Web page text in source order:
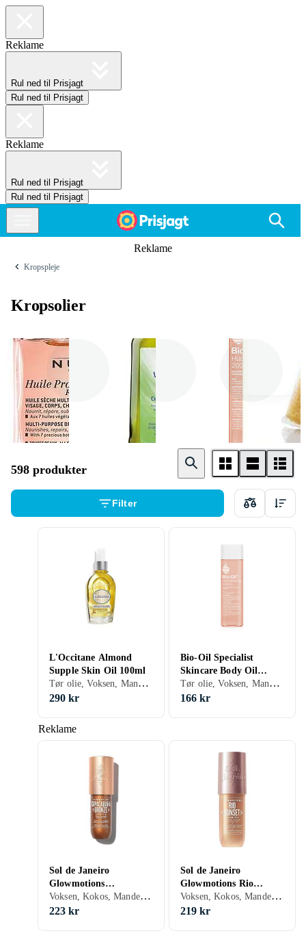
Reklame
Rul ned til Prisjagt
Rul ned til Prisjagt
Reklame
Rul ned til Prisjagt
Rul ned til Prisjagt
Reklame
Kropspleje
Kropsolier
Nuxe Weleda Bio - Oil
598 produkter
Filter
Reklame
L'Occitane Almond
Supple Skin Oil 100ml
Tør olie, Voksen, Mandel, Citron, Gulerod, Geranium, Solsikke, 100 ml/g
290 kr
Bio-Oil Specialist
Skincare Body Oil
200ml
Tør olie, Voksen, Mandel, Lavendel, Sesam, Citron, Geranium, Rosmarin, 200 ml/g
166 kr
Sol de Janeiro
Glowmotions
Copacabana Bronze
Glow Oil 75ml
Voksen, Kokos, Mandel, 75 ml/g
223 kr
Sol de Janeiro
Glowmotions Rio
Sunset Glow Oil 75mlVoksen, Kokos, Mandel, 75 ml/g
219 kr